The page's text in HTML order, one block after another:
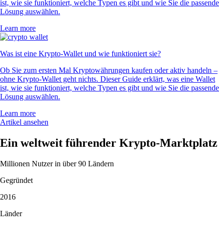
ist, wie sie funktioniert, welche Typen es gibt und wie Sie die passende
Lösung auswählen.
Learn more
Was ist eine Krypto-Wallet und wie funktioniert sie?
Ob Sie zum ersten Mal Kryptowährungen kaufen oder aktiv handeln –
ohne Krypto-Wallet geht nichts. Dieser Guide erklärt, was eine Wallet
ist, wie sie funktioniert, welche Typen es gibt und wie Sie die passende
Lösung auswählen.
Learn more
Artikel ansehen
Ein weltweit führender Krypto-Marktplatz
Millionen Nutzer in über 90 Ländern
Gegründet
2016
Länder